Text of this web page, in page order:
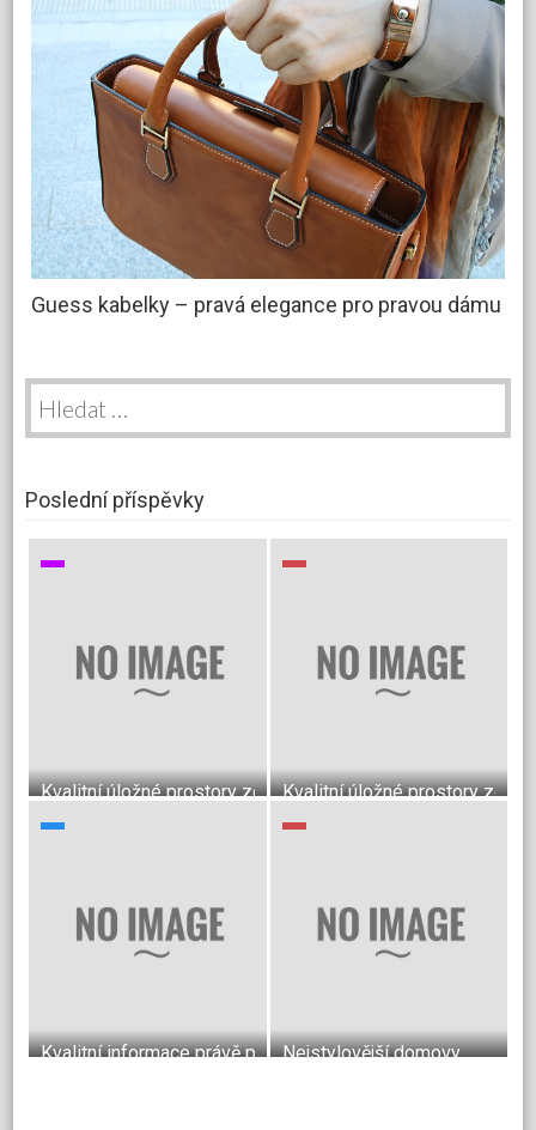
Guess kabelky – pravá elegance pro pravou dámu
Vyhledávání
Poslední příspěvky
Kvalitní úložné prostory zcela podle Vašich představ
Kvalitní úložné prostory zcela
Kvalitní informace právě pro vásNejstylovější domovy